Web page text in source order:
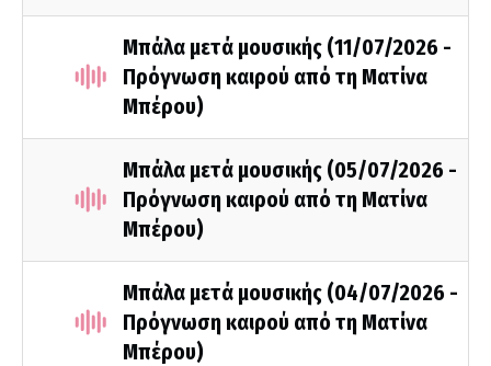
Μπάλα μετά μουσικής (11/07/2026 -
Πρόγνωση καιρού από τη Ματίνα
Μπέρου)
Μπάλα μετά μουσικής (05/07/2026 -
Πρόγνωση καιρού από τη Ματίνα
Μπέρου)
Μπάλα μετά μουσικής (04/07/2026 -
Πρόγνωση καιρού από τη Ματίνα
Μπέρου)